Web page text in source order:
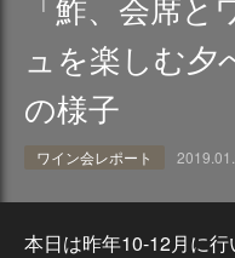
ュを楽しむ夕
の様子
ワイン会レポート
本日は昨年10-12月に